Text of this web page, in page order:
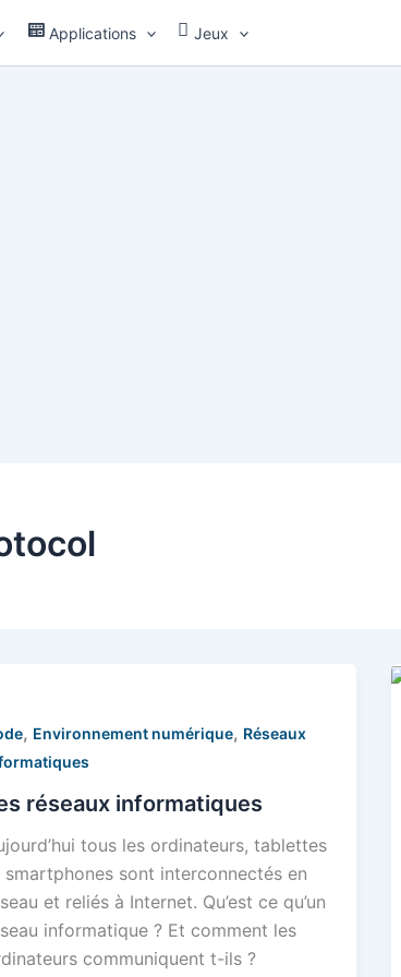
Applications Jeux
, Environnement numérique, Réseaux
réseaux informatiques
tous les ordinateurs, tablettes
smartphones sont interconnectés en
et reliés à Internet. Qu’est ce qu’un
informatique ? Et comment les
communiquent t-ils ?